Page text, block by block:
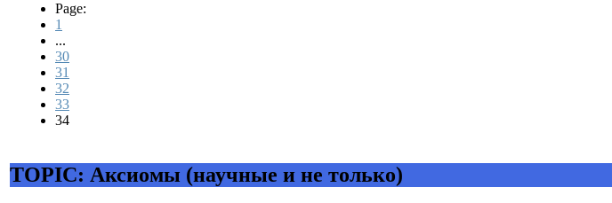
Page:
1
...
30
31
32
33
34
TOPIC: Аксиомы (научные и не только)